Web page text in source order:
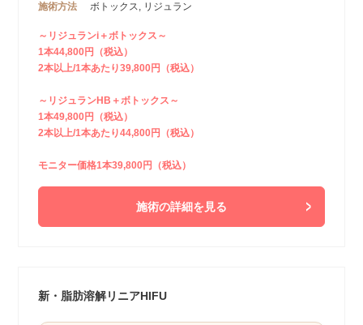
施術方法
ボトックス, リジュラン
～リジュランi＋ボトックス～
1本44,800円（税込）
2本以上/1本あたり39,800円（税込）
～リジュランHB＋ボトックス～
1本49,800円（税込）
2本以上/1本あたり44,800円（税込）
モニター価格1本39,800円（税込）
施術の詳細を見る
新・脂肪溶解リニアHIFU